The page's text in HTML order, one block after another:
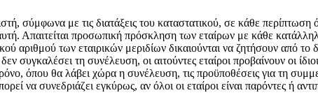
σύμφωνα με τις διατάξεις του καταστατικού, σε κάθε
Απαιτείται προσωπική πρόσκληση των εταίρων με κάθε
αριθμού των εταιρικών μεριδίων δικαιούνται να ζητήσουν από το
συγκαλέσει τη συνέλευση, οι αιτούντες εταίροι προβαίνουν οι
όπου θα λάβει χώρα η συνέλευση, τις προϋποθέσεις για τη
να συνεδριάζει εγκύρως, αν όλοι οι εταίροι είναι παρόντες ή